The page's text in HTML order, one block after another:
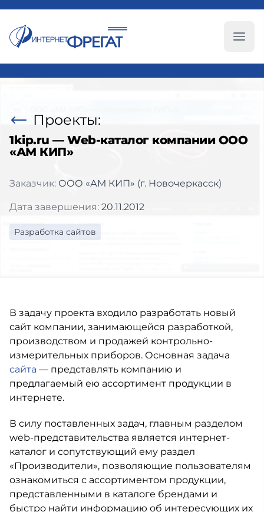
Проекты:
1kip.ru — Web-каталог компании ООО
«АМ КИП»
Заказчик: ООО «АМ КИП» (г. Новочеркасск)
Дата завершения: 20.11.2012
Разработка сайтов
В задачу проекта входило разработать новый
сайт компании, занимающейся разработкой,
производством и продажей контрольно-
измерительных приборов. Основная задача
сайта — представлять компанию и
предлагаемый ею ассортимент продукции в
интернете.
В силу поставленных задач, главным разделом
web-представительства является интернет-
каталог и сопутствующий ему раздел
«Производители», позволяющие пользователям
ознакомиться с ассортиментом продукции,
представленными в каталоге брендами и
быстро найти информацию об интересующих их